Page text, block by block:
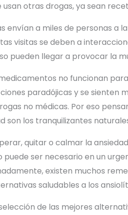
usan otras drogas, ya sean
envían a miles de personas a
visitas se deben a
pueden llegar a provocar la
no funcionan
paradójicas y se sienten
no médicas. Por eso
son los tranquilizantes
quitar o calmar la
puede ser necesario en un
existen muchos
saludables a los
de las mejores